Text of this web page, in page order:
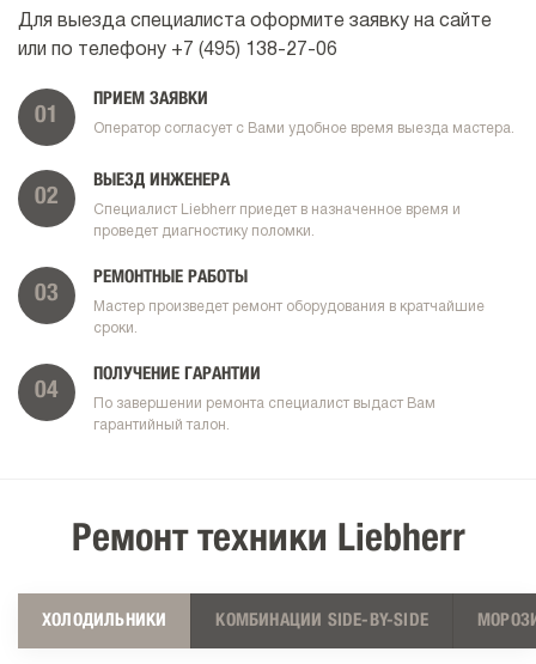
Для выезда специалиста оформите заявку на сайте
или по телефону +7 (495) 138-27-06
01
ПРИЕМ ЗАЯВКИ
Оператор согласует с Вами удобное время выезда мастера.
02
ВЫЕЗД ИНЖЕНЕРА
Специалист Liebherr приедет в назначенное время и
проведет диагностику поломки.
03
РЕМОНТНЫЕ РАБОТЫ
Мастер произведет ремонт оборудования в кратчайшие
сроки.
04
ПОЛУЧЕНИЕ ГАРАНТИИ
По завершении ремонта специалист выдаст Вам
гарантийный талон.
Ремонт техники Liebherr
ХОЛОДИЛЬНИКИ КОМБИНАЦИИ SIDE-BY-SIDE